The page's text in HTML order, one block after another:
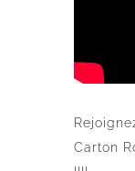
Carton